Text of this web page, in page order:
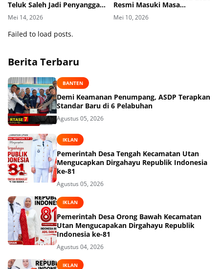
Teluk Saleh Jadi Penyangga
Konservasi
Mei 14, 2026
Resmi Masuki Masa
Karantina hari Pertama
Mei 10, 2026
Failed to load posts.
Berita Terbaru
BANTEN
Demi Keamanan Penumpang, ASDP Terapkan
Standar Baru di 6 Pelabuhan
Agustus 05, 2026
IKLAN
Pemerintah Desa Tengah Kecamatan Utan
Mengucapkan Dirgahayu Republik Indonesia
ke-81
Agustus 05, 2026
IKLAN
Pemerintah Desa Orong Bawah Kecamatan
Utan Mengucapakan Dirgahayu Republik
Indonesia ke-81
Agustus 04, 2026
IKLAN